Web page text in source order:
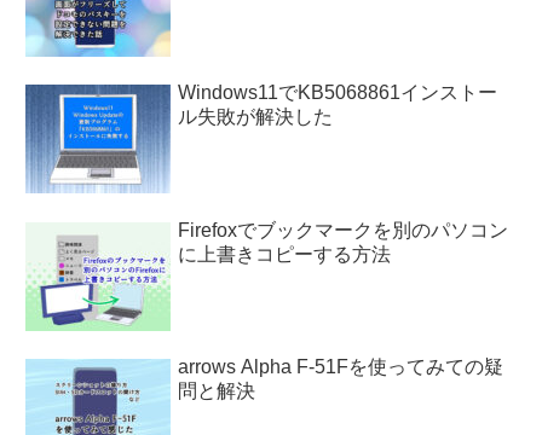
Windows11でKB5068861インストー
ル失敗が解決した
Firefoxでブックマークを別のパソコン
に上書きコピーする方法
arrows Alpha F-51Fを使ってみての疑
問と解決